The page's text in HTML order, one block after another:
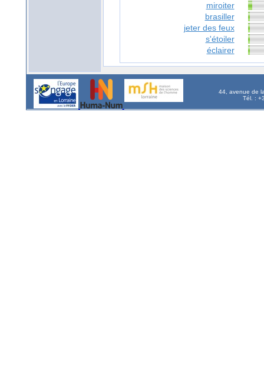
miroiter
brasiller
jeter des feux
s'étoiler
éclairer
44, avenue de
Tél. :